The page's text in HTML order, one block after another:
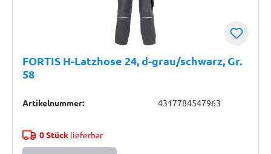
FORTIS H-Latzhose 24, d-grau/schwarz, Gr.
58
Artikelnummer: 4317784547963
0 Stücklieferbar